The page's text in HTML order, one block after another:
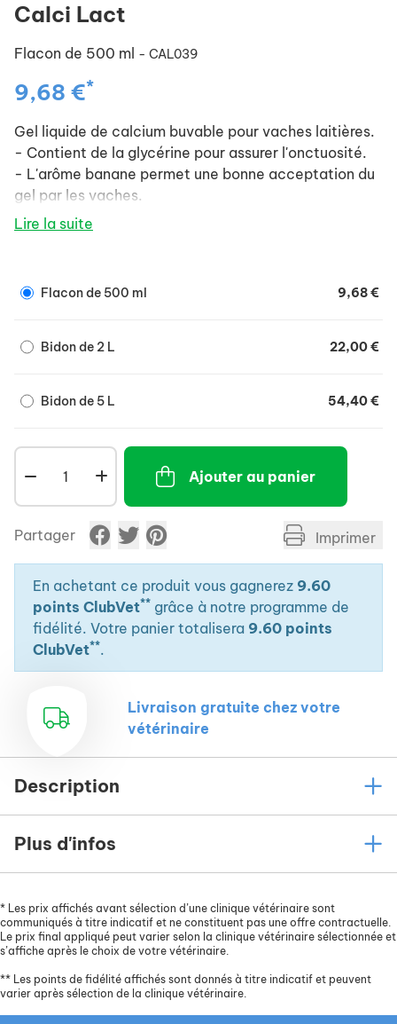
Calci Lact
Flacon de 500 ml - CAL039
9,68 €*
Gel liquide de calcium buvable pour vaches laitières.
- Contient de la glycérine pour assurer l'onctuosité.
- L'arôme banane permet une bonne acceptation du
gel par les vaches.
Lire la suite
Flacon de 500 ml 9,68 €
Bidon de 2 L 22,00 €
Bidon de 5 L 54,40 €
Ajouter au panier
Partager Imprimer
En achetant ce produit vous gagnerez 9.60
points ClubVet** grâce à notre programme de
fidélité. Votre panier totalisera 9.60 points
ClubVet**.
Livraison gratuite chez votre
vétérinaire
Description
Plus d'infos
* Les prix affichés avant sélection d’une clinique vétérinaire sont
communiqués à titre indicatif et ne constituent pas une offre contractuelle.
Le prix final appliqué peut varier selon la clinique vétérinaire sélectionnée et
s’affiche après le choix de votre vétérinaire.
** Les points de fidélité affichés sont donnés à titre indicatif et peuvent
varier après sélection de la clinique vétérinaire.